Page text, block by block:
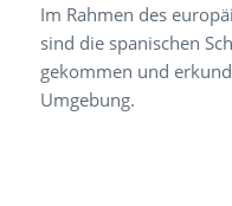
Im Rahmen des
sind die spanischen
gekommen und
Umgebung.